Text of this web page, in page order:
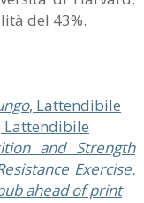
del 43%.
, Lattendibile
Lattendibile
and Strength
Exercise.
ahead of print